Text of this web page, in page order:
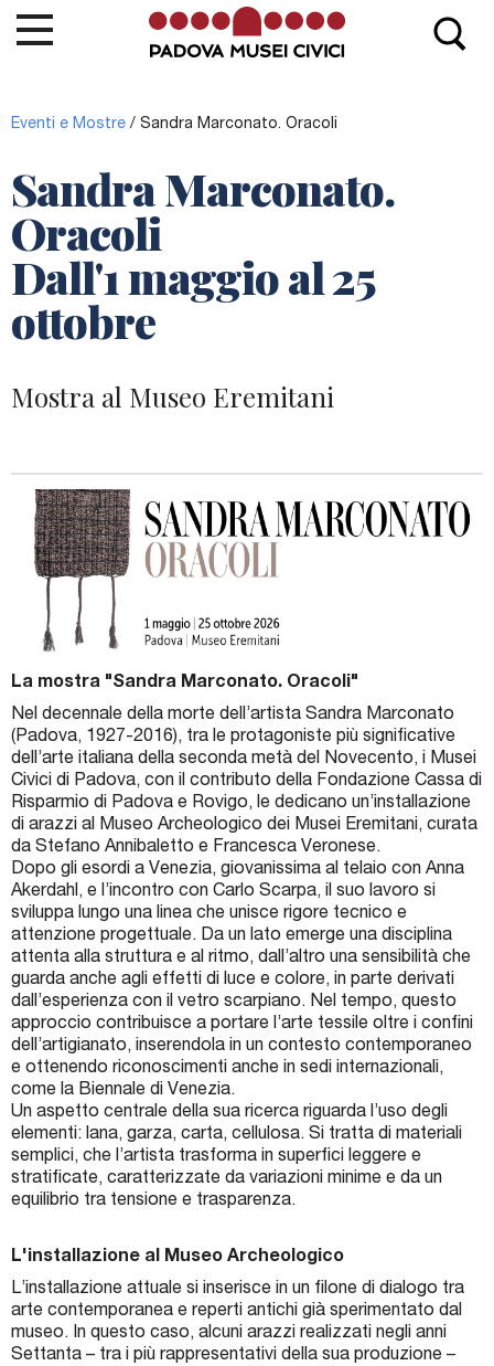
Le Opere
Info e contatti
Eventi e Mostre
News
LaCappella degli Scrovegnifa parte del circuito
Vai al sito Padova Musei Civici
Eventi e Mostre / Sandra Marconato. Oracoli
Sandra Marconato.
Oracoli
Dall'1 maggio al 25
ottobre
Mostra al Museo Eremitani
La mostra "Sandra Marconato. Oracoli"
Nel decennale della morte dell’artista Sandra Marconato
(Padova, 1927-2016), tra le protagoniste più significative
dell’arte italiana della seconda metà del Novecento, i Musei
Civici di Padova, con il contributo della Fondazione Cassa di
Risparmio di Padova e Rovigo, le dedicano un’installazione
di arazzi al Museo Archeologico dei Musei Eremitani, curata
da Stefano Annibaletto e Francesca Veronese.
Dopo gli esordi a Venezia, giovanissima al telaio con Anna
Akerdahl, e l’incontro con Carlo Scarpa, il suo lavoro si
sviluppa lungo una linea che unisce rigore tecnico e
attenzione progettuale. Da un lato emerge una disciplina
attenta alla struttura e al ritmo, dall’altro una sensibilità che
guarda anche agli effetti di luce e colore, in parte derivati
dall’esperienza con il vetro scarpiano. Nel tempo, questo
approccio contribuisce a portare l’arte tessile oltre i confini
dell’artigianato, inserendola in un contesto contemporaneo
e ottenendo riconoscimenti anche in sedi internazionali,
come la Biennale di Venezia.
Un aspetto centrale della sua ricerca riguarda l’uso degli
elementi: lana, garza, carta, cellulosa. Si tratta di materiali
semplici, che l’artista trasforma in superfici leggere e
stratificate, caratterizzate da variazioni minime e da un
equilibrio tra tensione e trasparenza.
L'installazione al Museo Archeologico
L’installazione attuale si inserisce in un filone di dialogo tra
arte contemporanea e reperti antichi già sperimentato dal
museo. In questo caso, alcuni arazzi realizzati negli anni
Settanta – tra i più rappresentativi della sua produzione –